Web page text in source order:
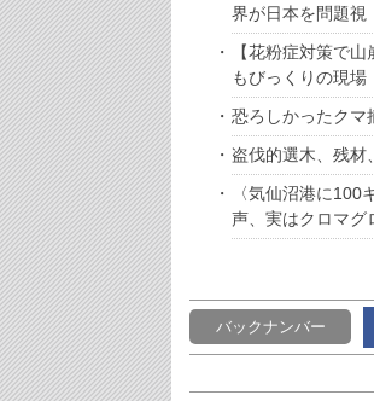
界が日本を問題視
【花粉症対策で
もびっくりの現場
恐ろしかったクマ
盗伐的選木、残
〈気仙沼港に
声、実はクロマグ
バックナンバー